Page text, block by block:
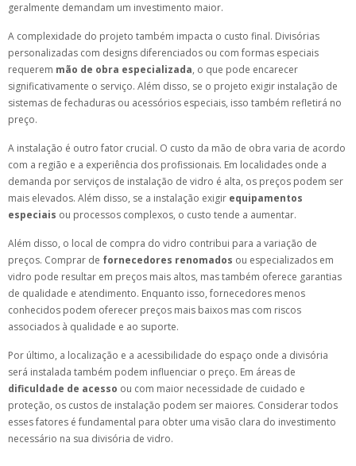
geralmente demandam um investimento maior.
A complexidade do projeto também impacta o custo final. Divisórias
personalizadas com designs diferenciados ou com formas especiais
requerem mão de obra especializada, o que pode encarecer
significativamente o serviço. Além disso, se o projeto exigir instalação de
sistemas de fechaduras ou acessórios especiais, isso também refletirá no
preço.
A instalação é outro fator crucial. O custo da mão de obra varia de acordo
com a região e a experiência dos profissionais. Em localidades onde a
demanda por serviços de instalação de vidro é alta, os preços podem ser
mais elevados. Além disso, se a instalação exigir equipamentos
especiais ou processos complexos, o custo tende a aumentar.
Além disso, o local de compra do vidro contribui para a variação de
preços. Comprar de fornecedores renomados ou especializados em
vidro pode resultar em preços mais altos, mas também oferece garantias
de qualidade e atendimento. Enquanto isso, fornecedores menos
conhecidos podem oferecer preços mais baixos mas com riscos
associados à qualidade e ao suporte.
Por último, a localização e a acessibilidade do espaço onde a divisória
será instalada também podem influenciar o preço. Em áreas de
dificuldade de acesso ou com maior necessidade de cuidado e
proteção, os custos de instalação podem ser maiores. Considerar todos
esses fatores é fundamental para obter uma visão clara do investimento
necessário na sua divisória de vidro.